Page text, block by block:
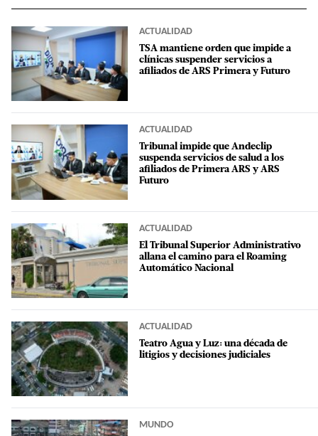
ACTUALIDAD
TSA mantiene orden que impide a
clínicas suspender servicios a
afiliados de ARS Primera y Futuro
ACTUALIDAD
Tribunal impide que Andeclip
suspenda servicios de salud a los
afiliados de Primera ARS y ARS
Futuro
ACTUALIDAD
El Tribunal Superior Administrativo
allana el camino para el Roaming
Automático Nacional
ACTUALIDAD
Teatro Agua y Luz: una década de
litigios y decisiones judiciales
MUNDO